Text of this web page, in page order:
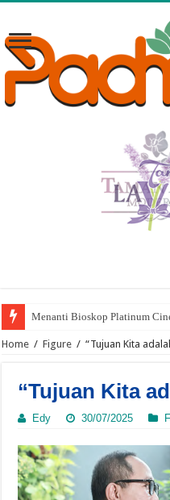
Menanti Bioskop Platinum
Home / Figure / “Tujuan Kita
“Tujuan Kita
Edy 30/07/2025